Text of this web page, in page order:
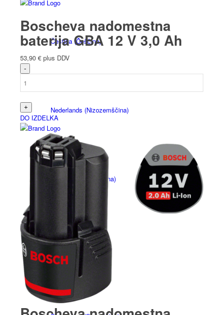
Čeština(Češčina)
Nederlands (Nizozemščina)
Francoščina)
Italiano(Italijanski)
Boscheva nadomestna
baterija GBA 12 V 3,0 Ah
53,90 € plus DDV
DO IZDELKA